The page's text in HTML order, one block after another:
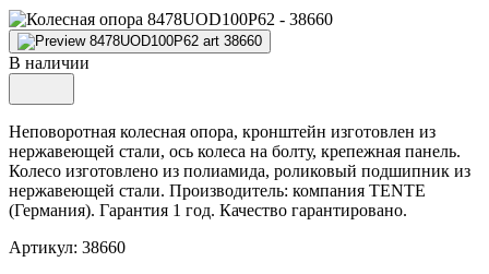
В наличии
Неповоротная колесная опора, кронштейн изготовлен из
нержавеющей стали, ось колеса на болту, крепежная панель.
Колесо изготовлено из полиамида, роликовый подшипник из
нержавеющей стали. Производитель: компания TENTE
(Германия). Гарантия 1 год. Качество гарантировано.
Артикул: 38660